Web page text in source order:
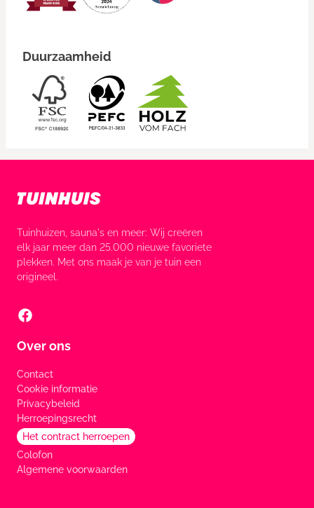
Duurzaamheid
Tuinhuizen, sauna's en meer: Wij creëren
elk jaar meer dan 25.000 nieuwe favoriete
plekken. Met ons maak je van je tuin een
origineel.
Over ons
Contact
Cookie informatie
Privacybeleid
Herroepingsrecht
Het contract herroepen
Colofon
Algemene voorwaarden